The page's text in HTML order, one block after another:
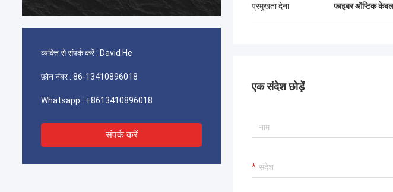
उत्पाद अब मेरे देश भर में कवर कर रहे हैं.
व्यक्ति से संपर्क करें : David He
फ़ोन नंबर : 86-13410896018
Whatsapp : +8613410896018
संपर्क करें
प्रमुखता देना फाइबर ऑप्टिक केबल
एक संदेश छोड़ें